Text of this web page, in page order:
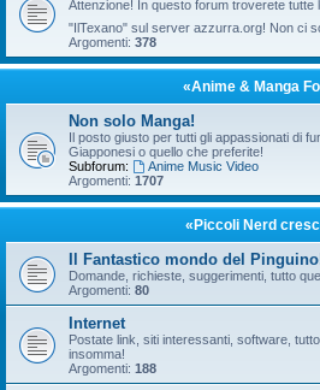
Attenzione! In questo forum troverete tutte
"IlTexano" sul server azzurra.org! Non ci
Argomenti: 378
«Anime & Manga
Non solo Manga!
Il posto giusto per tutti gli appassionati di
Giapponesi o quello che preferite!
Subforum:
Anime Music Video
Argomenti: 1707
«Piccoli Nerd
Il Fantastico mondo del
Domande, richieste, suggerimenti, tutto
Argomenti: 80
Internet
Postate link, siti interessanti, software,
insomma!
Argomenti: 188